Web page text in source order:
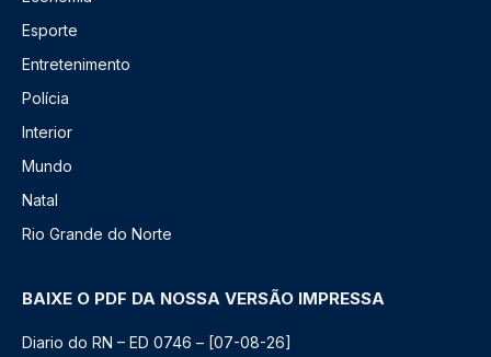
Esporte
Entretenimento
Polícia
Interior
Mundo
Natal
Rio Grande do Norte
BAIXE O PDF DA NOSSA VERSÃO IMPRESSA
Diario do RN – ED 0746 – [07-08-26]